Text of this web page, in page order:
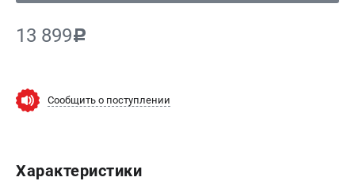
13 899c
Сообщить о поступлении
Характеристики